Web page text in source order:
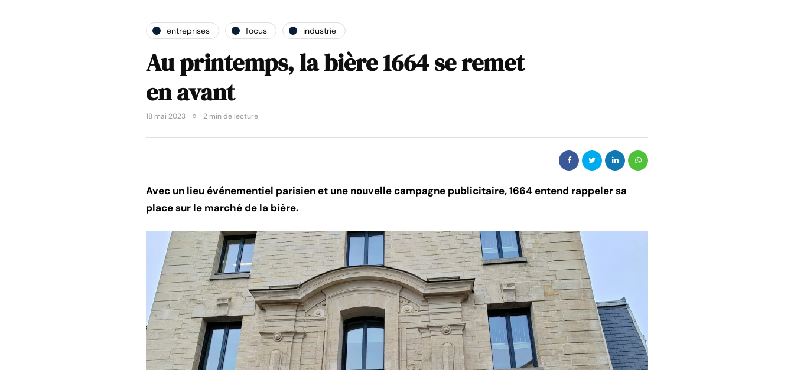
entreprises focus industrie
Au printemps, la bière 1664 se remet
en avant
18 mai 2023 2 min de lecture
Avec un lieu événementiel parisien et une nouvelle campagne publicitaire, 1664 entend rappeler sa
place sur le marché de la bière.